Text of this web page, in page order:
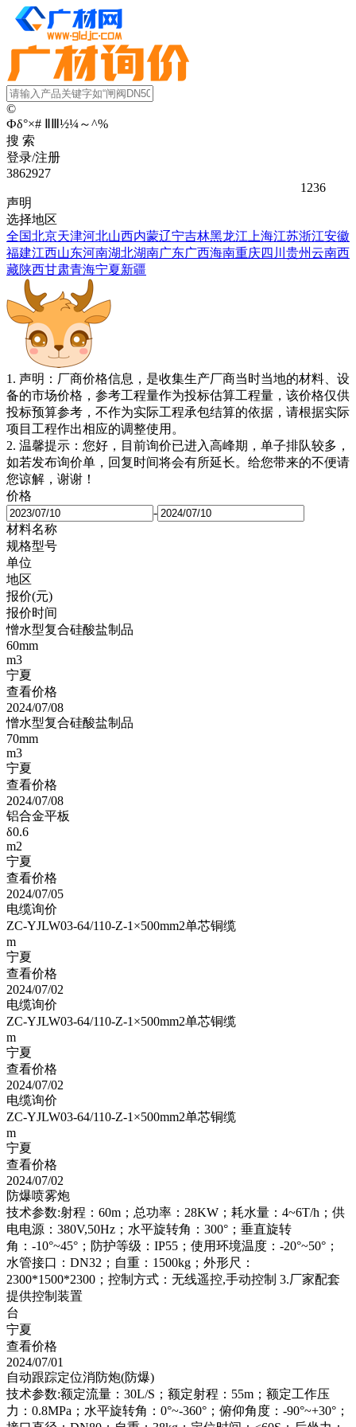
©
Фδ°×# ½¼～^%
搜 索
登录/注册
3862927
1236
声明
选择地区
全国北京天津河北山西内蒙辽宁吉林黑龙江 上海江苏浙江安徽
福建江西山东河南湖北湖南广东广西海南重庆四川 贵州云南西
藏陕西甘肃青海宁夏新疆
1. 声明：厂商价格信息，是收集生产厂商当时当地的材料、设
备的市场价格，参考工程量作为投标估算工程量，该价格仅供
投标预算参考，不作为实际工程承包结算的依据，请根据实际
项目工程作出相应的调整使用。
2. 温馨提示：您好，目前询价已进入高峰期，单子排队较多，
如若发布询价单，回复时间将会有所延长。给您带来的不便请
您谅解，谢谢！
价格
-
材料名称
规格型号
单位
地区
报价(元)
报价时间
憎水型复合硅酸盐制品
60mm
m3
宁夏
查看价格
2024/07/08
憎水型复合硅酸盐制品
70mm
m3
宁夏
查看价格
2024/07/08
铝合金平板
δ0.6
m2
宁夏
查看价格
2024/07/05
电缆询价
ZC-YJLW03-64/110-Z-1×500mm2单芯铜缆
m
宁夏
查看价格
2024/07/02
电缆询价
ZC-YJLW03-64/110-Z-1×500mm2单芯铜缆
m
宁夏
查看价格
2024/07/02
电缆询价
ZC-YJLW03-64/110-Z-1×500mm2单芯铜缆
m
宁夏
查看价格
2024/07/02
防爆喷雾炮
技术参数:射程：60m；总功率：28KW；耗水量：4~6T/h；供
电电源：380V,50Hz；水平旋转角：300°；垂直旋转
角：-10°~45°；防护等级：IP55；使用环境温度：-20°~50°；
水管接口：DN32；自重：1500kg；外形尺：
2300*1500*2300；控制方式：无线遥控,手动控制 3.厂家配套
提供控制装置
台
宁夏
查看价格
2024/07/01
自动跟踪定位消防炮(防爆)
技术参数:额定流量：30L/S；额定射程：55m；额定工作压
力：0.8MPa；水平旋转角：0°~-360°；俯仰角度：-90°~+30°；